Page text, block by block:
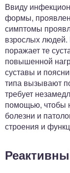
Ввиду
формы,
симптомы
взрослых людей.
поражает те
повышенной
суставы и
типа вызывают
требует
помощью, чтобы
болезни и
строения и